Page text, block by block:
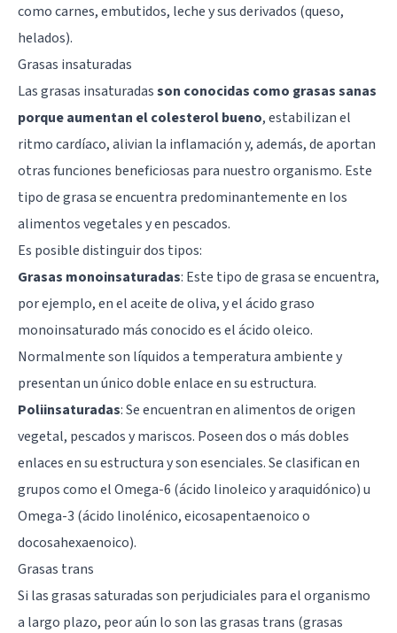
como carnes, embutidos, leche y sus derivados (queso,
helados).
Grasas insaturadas
Las grasas insaturadasson conocidas como grasas sanas
porque aumentan el colesterol bueno, estabilizan el
ritmo cardíaco, alivian la inflamación y, además, de aportan
otras funciones beneficiosas para nuestro organismo. Este
tipo de grasa se encuentra predominantemente en los
alimentos vegetales y en pescados.
Es posible distinguir dos tipos:
Grasas monoinsaturadas: Este tipo de grasa se encuentra,
por ejemplo, en el aceite de oliva, y el ácido graso
monoinsaturado más conocido es el ácido oleico.
Normalmente son líquidos a temperatura ambiente y
presentan un único doble enlace en su estructura.
Poliinsaturadas: Se encuentran en alimentos de origen
vegetal, pescados y mariscos. Poseen dos o más dobles
enlaces en su estructura y son esenciales. Se clasifican en
grupos como el Omega-6 (ácido linoleico y araquidónico) u
Omega-3 (ácido linolénico, eicosapentaenoico o
docosahexaenoico).
Grasas trans
Si las grasas saturadas son perjudiciales para el organismo
a largo plazo, peor aún lo son las grasas trans (grasas